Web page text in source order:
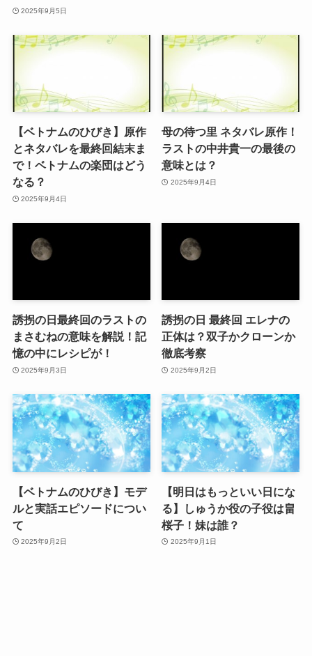
2025年9月5日
【ベトナムのひびき】原作
とネタバレを最終回結末ま
で！ベトナムの楽団はどう
なる？
2025年9月4日
母の待つ里 ネタバレ原作！
ラストの中井貴一の最後の
意味とは？
2025年9月4日
誘拐の日最終回のラストの
まさむねの意味を解説！記
憶の中にレシピが！
2025年9月3日
誘拐の日 最終回 エレナの
正体は？双子かクローンか
徹底考察
2025年9月2日
【ベトナムのひびき】モデ
ルと実話エピソードについ
て
2025年9月2日
【明日はもっといい日にな
る】しゅうか役の子役は畠
桜子！妹は誰？
2025年9月1日